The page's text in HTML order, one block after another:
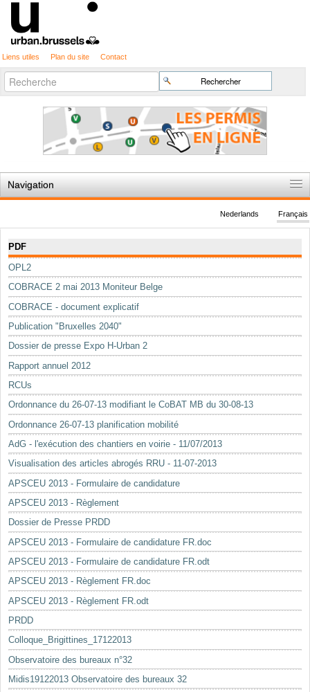
Liens utiles Plan du site Contact
Chercher par
Recherche
avancée…
Navigation
Règles du jeu
Permis d'urbanisme
Cartographie
Etudes et publications
Mots-clés
Renseignements urbanistiques
Français
Nederlands
PDF
OPL2
COBRACE 2 mai 2013 Moniteur Belge
COBRACE - document explicatif
Publication "Bruxelles 2040"
Dossier de presse Expo H-Urban 2
Rapport annuel 2012
RCUs
Ordonnance du 26-07-13 modifiant le CoBAT MB du 30-08-13
Ordonnance 26-07-13 planification mobilité
AdG - l'exécution des chantiers en voirie - 11/07/2013
Visualisation des articles abrogés RRU - 11-07-2013
APSCEU 2013 - Formulaire de candidature
APSCEU 2013 - Règlement
Dossier de Presse PRDD
APSCEU 2013 - Formulaire de candidature FR.doc
APSCEU 2013 - Formulaire de candidature FR.odt
APSCEU 2013 - Règlement FR.doc
APSCEU 2013 - Règlement FR.odt
PRDD
Colloque_Brigittines_17122013
Observatoire des bureaux n°32
Midis19122013 Observatoire des bureaux 32